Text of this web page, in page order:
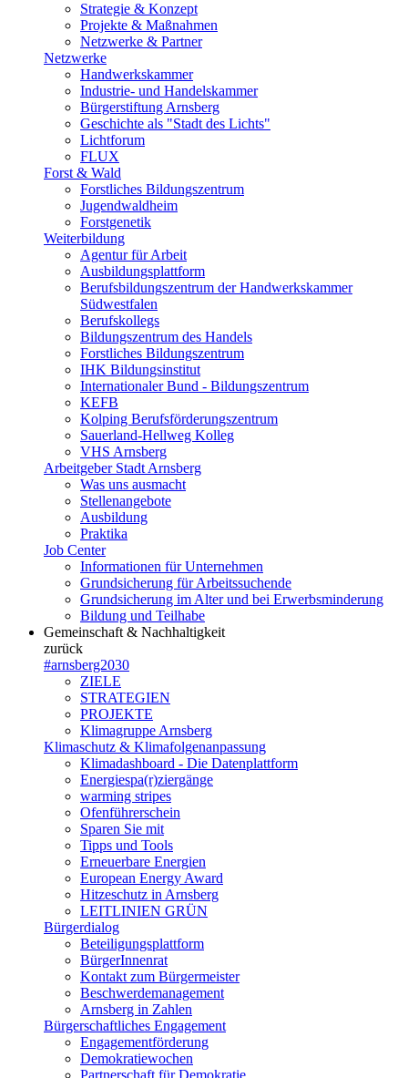
Strategie & Konzept
Projekte & Maßnahmen
Netzwerke & Partner
Netzwerke
Handwerkskammer
Industrie- und Handelskammer
Bürgerstiftung Arnsberg
Geschichte als "Stadt des Lichts"
Lichtforum
FLUX
Forst & Wald
Forstliches Bildungszentrum
Jugendwaldheim
Forstgenetik
Weiterbildung
Agentur für Arbeit
Ausbildungsplattform
Berufsbildungszentrum der Handwerkskammer
Südwestfalen
Berufskollegs
Bildungszentrum des Handels
Forstliches Bildungszentrum
IHK Bildungsinstitut
Internationaler Bund - Bildungszentrum
KEFB
Kolping Berufsförderungszentrum
Sauerland-Hellweg Kolleg
VHS Arnsberg
Arbeitgeber Stadt Arnsberg
Was uns ausmacht
Stellenangebote
Ausbildung
Praktika
Job Center
Informationen für Unternehmen
Grundsicherung für Arbeitssuchende
Grundsicherung im Alter und bei Erwerbsminderung
Bildung und Teilhabe
Gemeinschaft & Nachhaltigkeit
zurück
#arnsberg2030
ZIELE
STRATEGIEN
PROJEKTE
Klimagruppe Arnsberg
Klimaschutz & Klimafolgenanpassung
Klimadashboard - Die Datenplattform
Energiespa(r)ziergänge
warming stripes
Ofenführerschein
Sparen Sie mit
Tipps und Tools
Erneuerbare Energien
European Energy Award
Hitzeschutz in Arnsberg
LEITLINIEN GRÜN
Bürgerdialog
Beteiligungsplattform
BürgerInnenrat
Kontakt zum Bürgermeister
Beschwerdemanagement
Arnsberg in Zahlen
Bürgerschaftliches Engagement
Engagementförderung
Demokratiewochen
Partnerschaft für Demokratie